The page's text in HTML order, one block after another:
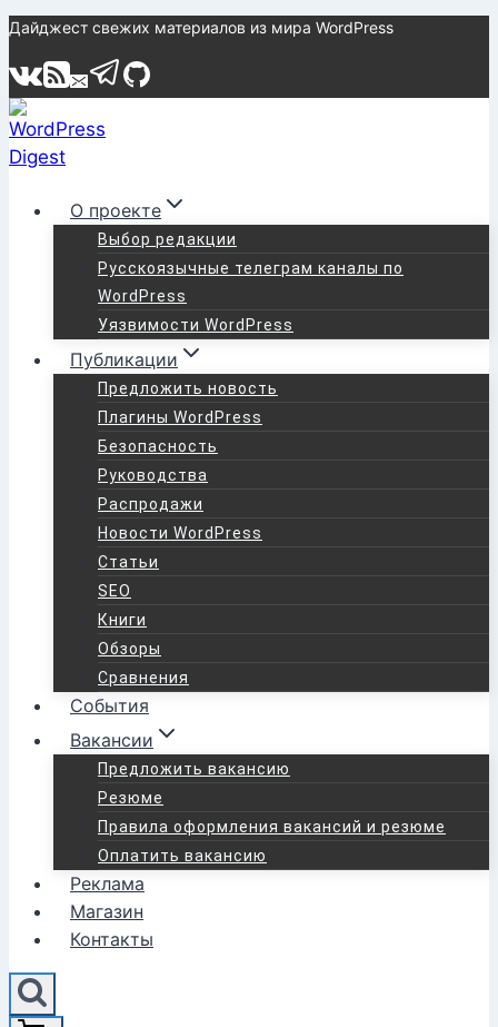
Перейти
содержимому
Дайджест свежих материалов из мира WordPress
О проекте
Выбор редакции
Русскоязычные телеграм каналы по
WordPress
Уязвимости WordPress
Публикации
Предложить новость
Плагины WordPress
Безопасность
Руководства
Распродажи
Новости WordPress
Статьи
SEO
Книги
Обзоры
Сравнения
События
Вакансии
Предложить вакансию
Резюме
Правила оформления вакансий и резюме
Оплатить вакансию
Реклама
Магазин
Контакты